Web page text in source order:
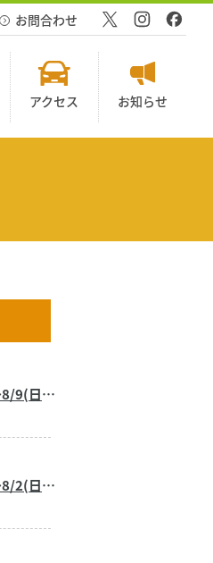
アクセス お知らせ
お問合わせ
2026/8/8(土)～8/9(日) 今週のおすすめ商品
2026/8/1(土)～8/2(日) 今週のおすすめ商品